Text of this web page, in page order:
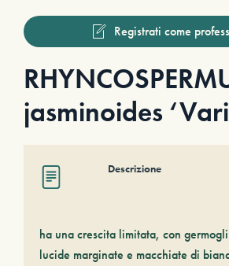
Registrati come
jasminoides
Descrizione
ha una crescita limitata, con
lucide marginate e macchiate di